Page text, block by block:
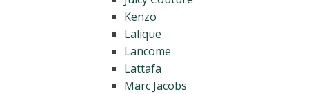
Kenzo
Lalique
Lancome
Lattafa
Marc Jacobs